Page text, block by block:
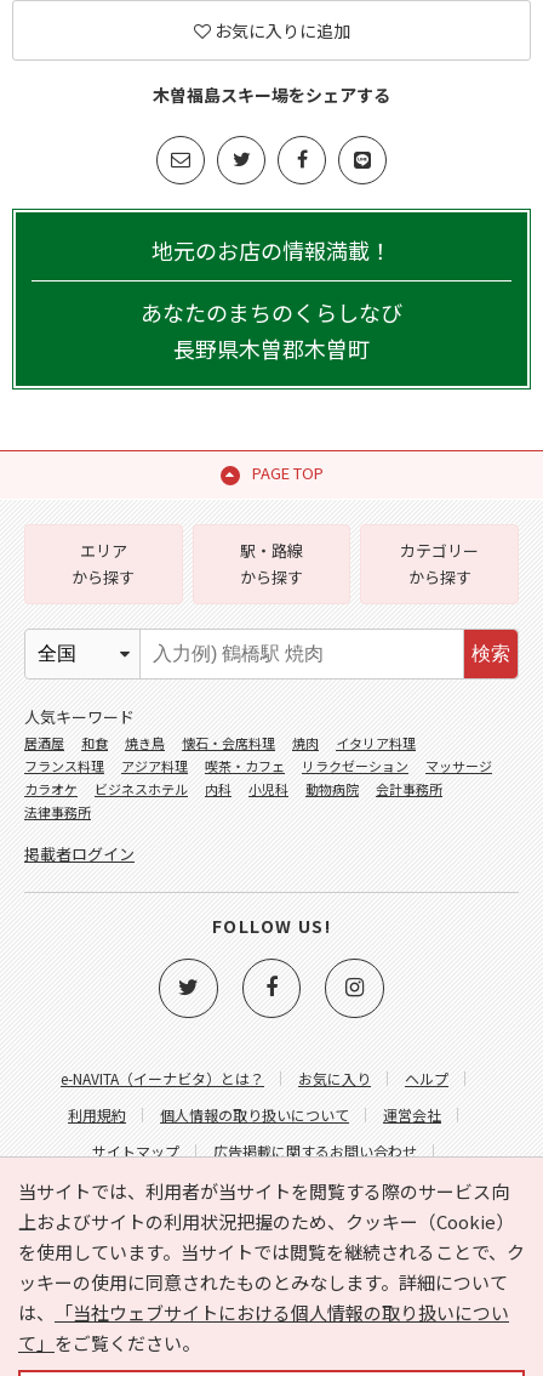
お気に入りに追加
木曽福島スキー場をシェアする
地元のお店の情報満載！
あなたのまちのくらしなび
長野県木曽郡木曽町
PAGE TOP
当サイトでは、利用者が当サイトを閲覧する際のサービス向
上およびサイトの利用状況把握のため、クッキー（Cookie）
を使用しています。当サイトでは閲覧を継続されることで、ク
ッキーの使用に同意されたものとみなします。詳細について
は、
「当社ウェブサイトにおける個人情報の取り扱いについ
て」 をご覧ください。
e-NAVITA（イーナビタ）とは？ お気に入り
ヘルプ
利用規約
個人情報の取り扱いについて
運営会社
サイトマップ
広告掲載に関するお問い合わせ
サイトの内容に関するお問い合わせ
エリア
から探す
駅・路線
から探す
カテゴリー
から探す
検索
人気キーワード
居酒屋 和食 焼き鳥 懐石・会席料理 焼肉
イタリア料理
フランス料理
アジア料理 喫茶・カフェ リラクゼーション
マッサージ
カラオケ
ビジネスホテル 内科 小児科 動物病院
会計事務所
法律事務所
掲載者ログイン
FOLLOW US!
Copyright © HYOJITO.Co.,Ltd. All Rights Reserved.